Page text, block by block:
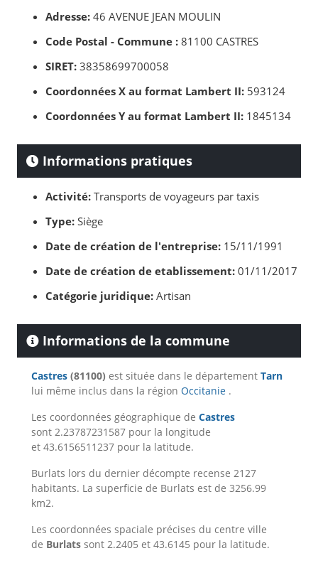
Adresse: 46 AVENUE JEAN MOULIN
Code Postal - Commune : 81100 CASTRES
SIRET: 38358699700058
Coordonnées X au format Lambert II: 593124
Coordonnées Y au format Lambert II: 1845134
Informations pratiques
Activité: Transports de voyageurs par taxis
Type: Siège
Date de création de l'entreprise: 15/11/1991
Date de création de etablissement: 01/11/2017
Catégorie juridique: Artisan
Informations de la commune
Castres (81100) est située dans le département Tarn
lui même inclus dans la région Occitanie .
Les coordonnées géographique de Castres
sont 2.23787231587 pour la longitude
et 43.6156511237 pour la latitude.
Burlats lors du dernier décompte recense 2127
habitants. La superficie de Burlats est de 3256.99
km2.
Les coordonnées spaciale précises du centre ville
de Burlats sont 2.2405 et 43.6145 pour la latitude.